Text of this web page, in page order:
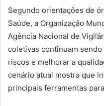
Segundo orientações de
Saúde, a Organização
Agência Nacional de
coletivas continuam
riscos e melhorar a
cenário atual mostra que
principais ferramentas